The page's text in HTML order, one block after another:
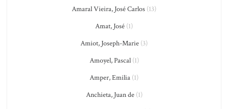
Amaral Vieira, José Carlos (13)
Amat, José (1)
Amiot, Joseph-Marie (3)
Amoyel, Pascal(1)
Amper, Emilia (1)
Anchieta, Juan de(1)